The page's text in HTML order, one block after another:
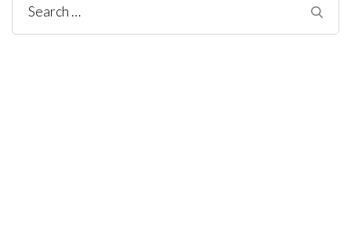
Search
for: